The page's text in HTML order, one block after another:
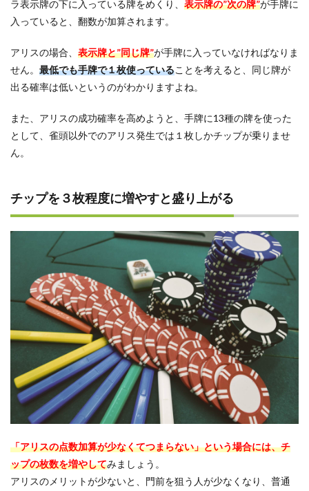
ラ表示牌の下に入っている牌をめくり、 表示牌の”次の牌”が手牌に
入っていると、翻数が加算されます。
アリスの場合、 表示牌と”同じ牌”が手牌に入っていなければなりま
せん。 最低でも手牌で１枚使っていることを考えると、同じ牌が
出る確率は低いというのがわかりますよね。
また、アリスの成功確率を高めようと、手牌に13種の牌を使った
として、雀頭以外でのアリス発生では１枚しかチップが乗りませ
ん。
チップを３枚程度に増やすと盛り上がる
「アリスの点数加算が少なくてつまらない」という場合には、チ
ップの枚数を増やしてみましょう。
アリスのメリットが少ないと、門前を狙う人が少なくなり、普通